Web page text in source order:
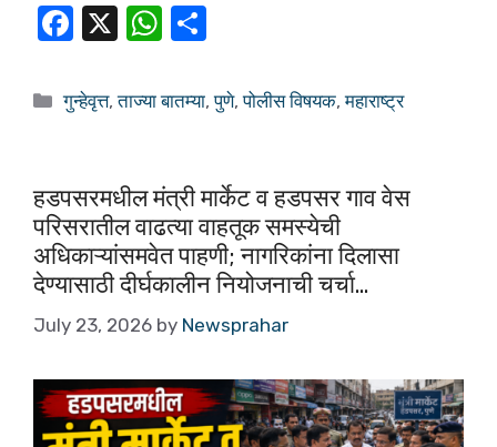
F
c
o
o
k
X
W
at
p
p
ar
गुन्हेवृत्त,ताज्या बातम्या,पुणे,पोलीस विषयक,महाराष्ट्र
हडपसरमधील मंत्री मार्केट व हडपसर गाव वेस
परिसरातील वाढत्या वाहतूक समस्येची
अधिकाऱ्यांसमवेत पाहणी; नागरिकांना दिलासा
देण्यासाठी दीर्घकालीन नियोजनाची चर्चा…
July 23, 2026 by Newsprahar